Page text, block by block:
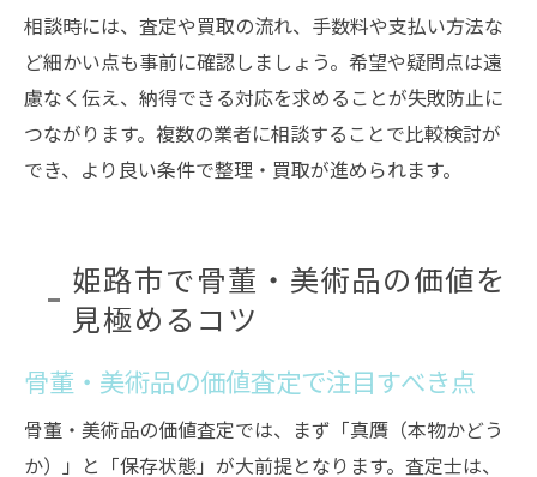
相談時には、査定や買取の流れ、手数料や支払い方法な
ど細かい点も事前に確認しましょう。希望や疑問点は遠
慮なく伝え、納得できる対応を求めることが失敗防止に
つながります。複数の業者に相談することで比較検討が
でき、より良い条件で整理・買取が進められます。
姫路市で骨董・美術品の価値を
見極めるコツ
骨董・美術品の価値査定で注目すべき点
骨董・美術品の価値査定では、まず「真贋（本物かどう
か）」と「保存状態」が大前提となります。査定士は、